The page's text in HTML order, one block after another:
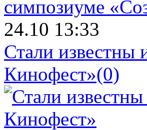
24.10 13:33
Стали известны
Кинофест»(0)